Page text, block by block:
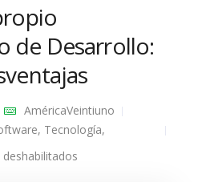
de Desarrollo:
AméricaVeintiuno
, Tecnología,